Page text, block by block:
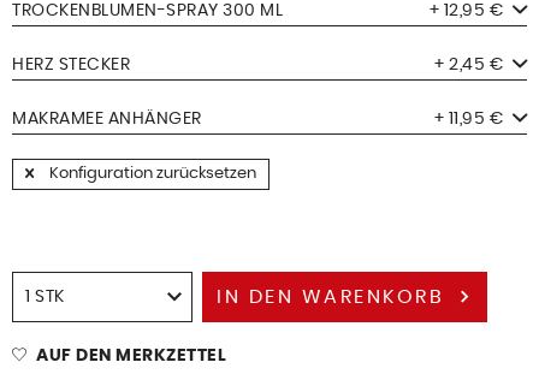
TROCKENBLUMEN-SPRAY 300 ML + 12,95 €
HERZ STECKER + 2,45 €
MAKRAMEE ANHÄNGER + 11,95 €
Konfiguration zurücksetzen
IN DEN WARENKORB
AUF DEN MERKZETTEL